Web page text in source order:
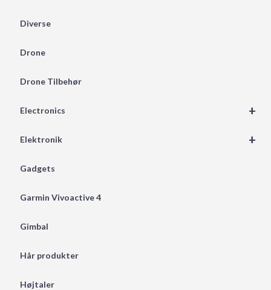
Diverse
Drone
Drone Tilbehør
+
Electronics
+
Elektronik
Gadgets
Garmin Vivoactive 4
Gimbal
Hår produkter
Højtaler